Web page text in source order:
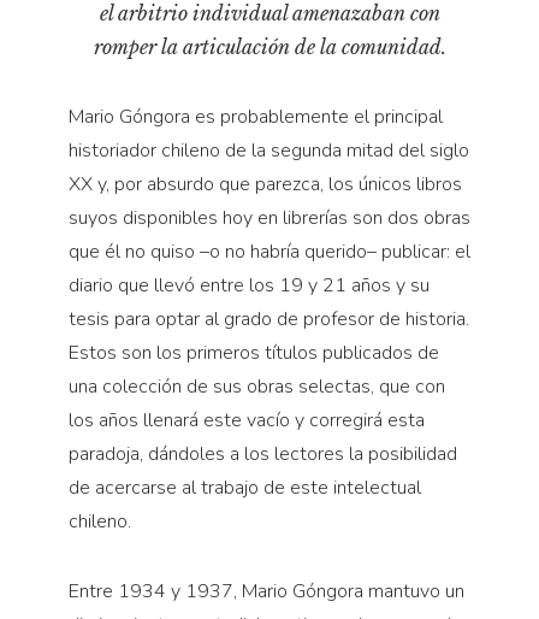
el arbitrio individual amenazaban con
romper la articulación de la comunidad.
Mario Góngora es probablemente el principal
historiador chileno de la segunda mitad del siglo
XX y, por absurdo que parezca, los únicos libros
suyos disponibles hoy en librerías son dos obras
que él no quiso –o no habría querido– publicar: el
diario que llevó entre los 19 y 21 años y su
tesis para optar al grado de profesor de historia.
Estos son los primeros títulos publicados de
una colección de sus obras selectas, que con
los años llenará este vacío y corregirá esta
paradoja, dándoles a los lectores la posibilidad
de acercarse al trabajo de este intelectual
chileno.
Entre 1934 y 1937, Mario Góngora mantuvo un